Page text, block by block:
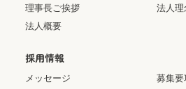
理事長ご挨拶
法人理
法人概要
採用情報
メッセージ 募集要